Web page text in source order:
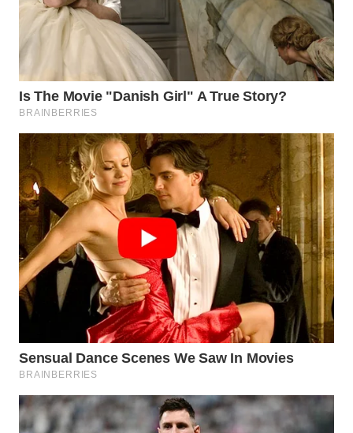
KARAWANG
BEKASI
WN
WN
DEPOK
WN
TAPANULI
UTARA
WN
SAMOSIR
WN
PADANG